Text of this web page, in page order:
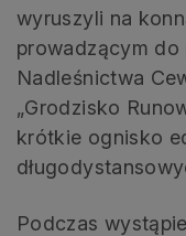
wyruszyli na
prowadzącym
Nadleśnictwa
„Grodzisko
krótkie ognisko
Podczas